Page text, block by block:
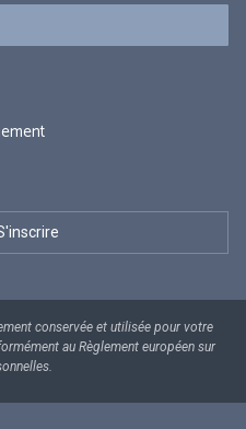
conservée et utilisée pour votre
au Règlement européen sur